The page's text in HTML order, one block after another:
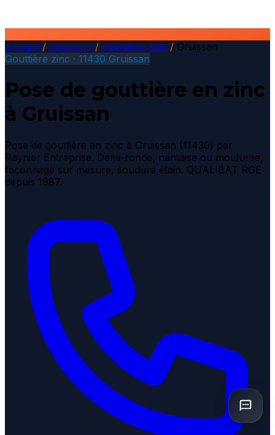
Accueil / Zinguerie / Gouttière zinc / Gruissan
Gouttière zinc · 11430 Gruissan
Pose de gouttière en zinc
à Gruissan
Pose de gouttière en zinc à Gruissan (11430) par
Raynier Entreprise. Demi-ronde, nantaise ou moulurée,
façonnage sur mesure, soudure étain. QUALIBAT RGE
depuis 1987.